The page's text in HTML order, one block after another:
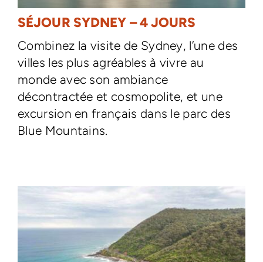
SÉJOUR SYDNEY – 4 JOURS
Combinez la visite de Sydney, l’une des
villes les plus agréables à vivre au
monde avec son ambiance
décontractée et cosmopolite, et une
excursion en français dans le parc des
Blue Mountains.